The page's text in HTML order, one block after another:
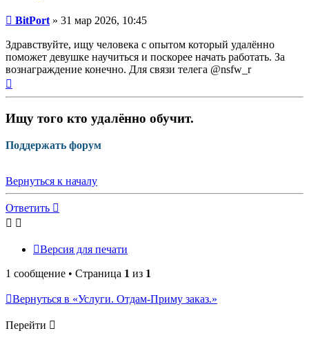
Непрочитанное
BitPort » 31 мар 2026, 10:45
Здравствуйте, ищу человека с опытом который удалённо
поможет девушке научиться и поскорее начать работать. За
вознаграждение конечно. Для связи телега @nsfw_r
Ищу того кто удалённо обучит.
Поддержать форум
Вернуться к началу
Ответить
Версия для печати
1 сообщение • Страница 1 из 1
Вернуться в «Услуги. Отдам-Приму заказ.»
Перейти